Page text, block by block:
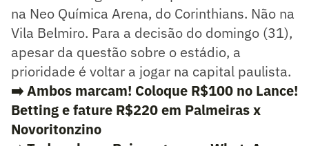
na Neo Química Arena, do Corinthians. Não na
Vila Belmiro. Para a decisão do domingo (31),
apesar da questão sobre o estádio, a
prioridade é voltar a jogar na capital paulista.
➡️ Ambos marcam! Coloque R$100 no Lance!
Betting e fature R$220 em Palmeiras x
Novoritonzino